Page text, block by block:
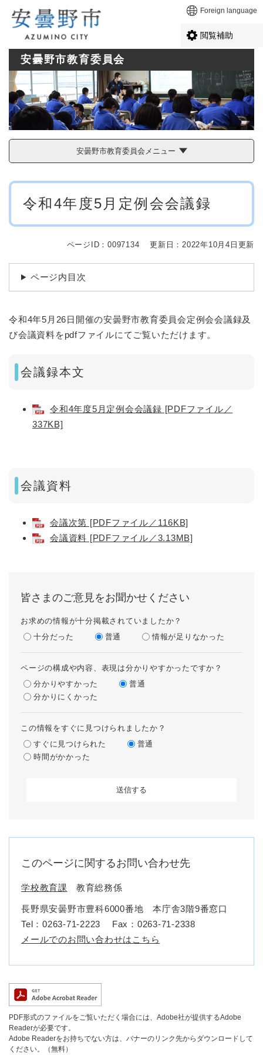
メニューを飛ばして本文へ Foreign language
閲覧補助
安曇野市教育委員会
安曇野市教育委員会メニュー
本
令和4年度5月定例会会議録
ページID：0097134 更新日：2022年10月4日更新
ページ内目次
令和4年5月26日開催の安曇野市教育委員会定例会会議録及
び会議資料をpdfファイルにてご覧いただけます。
会議録本文
令和4年度5月定例会会議録 [PDFファイル／
337KB]
会議資料
会議次第 [PDFファイル／116KB]
会議資料 [PDFファイル／3.13MB]
皆さまのご意見をお聞かせください
お求めの情報が十分掲載されていましたか？
十分だった
普通 情報が足りなかった
ページの構成や内容、表現は分かりやすかったですか？
分かりやすかった
普通
分かりにくかった
この情報をすぐに見つけられましたか？
すぐに見つけられた
普通
時間がかかった
このページに関するお問い合わせ先
学校教育課 教育総務係
長野県安曇野市豊科6000番地 本庁舎3階9番窓口
Tel：0263-71-2223
Fax：0263-71-2338
メールでのお問い合わせはこちら
PDF形式のファイルをご覧いただく場合には、Adobe社が提供するAdobe
Readerが必要です。
Adobe Readerをお持ちでない方は、バナーのリンク先からダウンロードして
ください。（無料）